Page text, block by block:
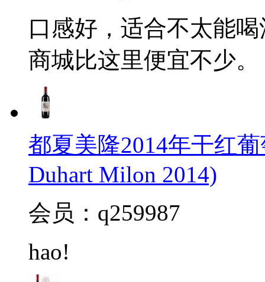
口感好，适合不太能
商城比这里便宜不少。
都夏美隆2014年干红
Duhart Milon 2014)
会员：q259987
hao!